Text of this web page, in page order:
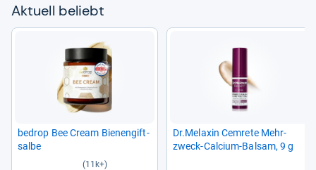
Aktu­ell beliebt
bedrop Bee Cream Bie­nen­gift­
salbe
(11k+)
Dr.Mela­xin Cem­rete Mehr­
zweck-​Cal­cium-​Bal­sam, 9 g